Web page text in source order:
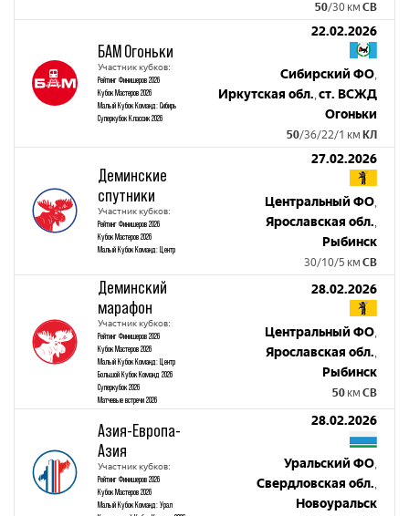
50/30 км СВ
БАМ Огоньки
Участник кубков:
Рейтинг Финишеров 2026
Кубок Мастеров 2026
Малый Кубок Команд: Сибирь
Суперкубок Классик 2026
22.02.2026
Сибирский ФО,
Иркутская обл.,ст. ВСЖД
Огоньки
50/36/22/1 км КЛ
Деминские
спутники
Участник кубков:
Рейтинг Финишеров 2026
Кубок Мастеров 2026
Малый Кубок Команд: Центр
27.02.2026
Центральный ФО,
Ярославская обл.,
Рыбинск
30/10/5 км СВ
Деминский
марафон
Участник кубков:
Рейтинг Финишеров 2026
Кубок Мастеров 2026
Малый Кубок Команд: Центр
Большой Кубок Команд 2026
Суперкубок 2026
Матчевые встречи 2026
28.02.2026
Центральный ФО,
Ярославская обл.,
Рыбинск
50 км СВ
Азия-Европа-
Азия
Участник кубков:
Рейтинг Финишеров 2026
Кубок Мастеров 2026
Малый Кубок Команд: Урал
28.02.2026
Уральский ФО,
Свердловская обл.,
Новоуральск